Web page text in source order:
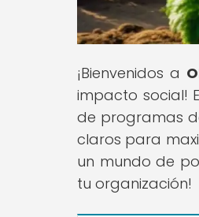
¡Bienvenidos a
impacto social!
de programas
claros para
un mundo de
tu organización!